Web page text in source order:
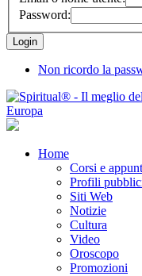
Password:
Non ricordo la
Home
Corsi e
Profili
Siti Web
Notizie
Cultura
Video
Oroscopo
Promozioni